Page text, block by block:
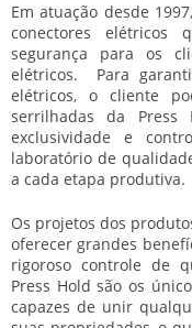
Em atuação desde
conectores elétricos
segurança para os
elétricos. Para
elétricos, o cliente
serrilhadas da Press
exclusividade e
laboratório de
a cada etapa produtiva.
Os projetos dos
oferecer grandes
rigoroso controle de
Press Hold são os
capazes de unir